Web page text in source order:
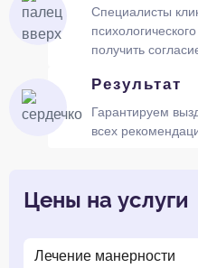
Специалисты
получить
Результат
Гарантируем
всех
Цены на услуги
Лечение манерности